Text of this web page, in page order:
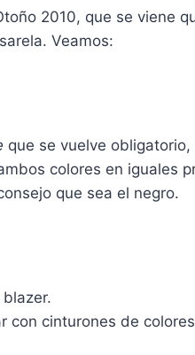
2010, que se viene
Veamos:
que se vuelve
colores en iguales
que sea el negro.
con cinturones de